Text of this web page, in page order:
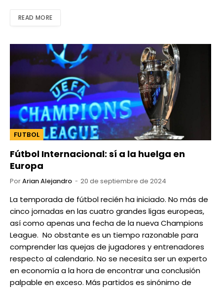
READ MORE
FUTBOL
Fútbol Internacional: sí a la huelga en
Europa
PorArian Alejandro 20 de septiembre de 2024
La temporada de fútbol recién ha iniciado. No más de
cinco jornadas en las cuatro grandes ligas europeas,
así como apenas una fecha de la nueva Champions
League. No obstante es un tiempo razonable para
comprender las quejas de jugadores y entrenadores
respecto al calendario. No se necesita ser un experto
en economía a la hora de encontrar una conclusión
palpable en exceso. Más partidos es sinónimo de